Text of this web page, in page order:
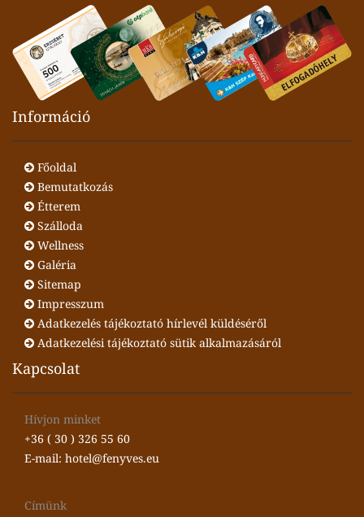
Információ
Főoldal
Bemutatkozás
Étterem
Szálloda
Wellness
Galéria
Sitemap
Impresszum
Adatkezelés tájékoztató hírlevél küldéséről
Adatkezelési tájékoztató sütik alkalmazásáról
Kapcsolat
Hívjon minket
+36 ( 30 ) 326 55 60
E-mail: hotel@fenyves.eu
Címünk